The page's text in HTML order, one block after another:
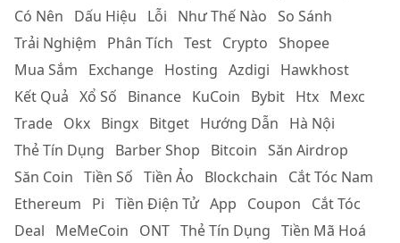
Có Nên
Dấu Hiệu Lỗi Như Thế Nào So Sánh
Trải Nghiệm
Phân Tích Test Crypto Shopee
Mua Sắm
Exchange Hosting Azdigi
Hawkhost
Kết Quả Xổ Số Binance KuCoin Bybit Htx Mexc
Trade Okx Bingx Bitget Hướng Dẫn
Hà Nội
Thẻ Tín Dụng
Barber Shop Bitcoin Săn Airdrop
Săn Coin Tiền Số Tiền Ảo Blockchain
Cắt Tóc Nam
Ethereum
Pi Tiền Điện Tử App Coupon
Cắt Tóc
Deal
MeMeCoin ONT Thẻ Tín Dụng Tiền Mã Hoá